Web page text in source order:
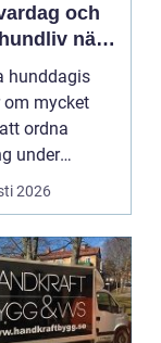
och
nära
hunddagis
om mycket
ordna
under
För
2026